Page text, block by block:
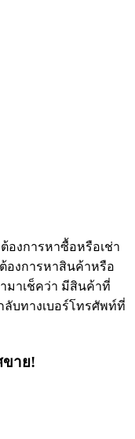
องการหาซื้อหรือเช่า
องการหาสินค้าหรือ
มาเช็คว่า มีสินค้าที่
บทางเบอร์โทรศัพท์ที่
ขาย!